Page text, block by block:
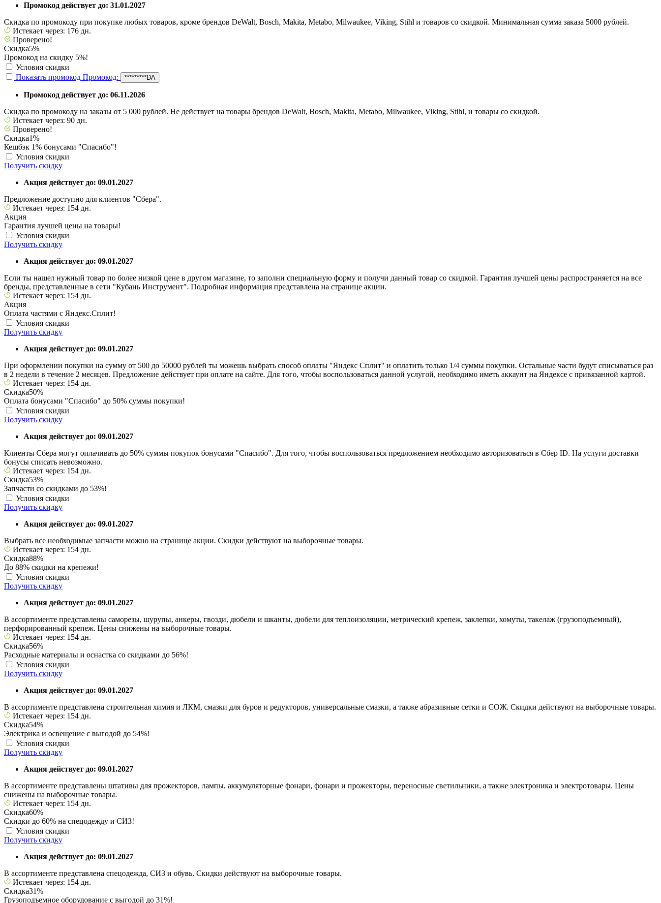
Промокод действует до: 31.01.2027
Скидка по промокоду при покупке любых товаров, кроме брендов DeWalt, Bosch, Makita, Metabo, Milwaukee, Viking, Stihl и товаров со скидкой. Минимальная сумма заказа 5000 рублей.
Истекает через: 176 дн.
Проверено!
Скидка5%
Промокод на скидку 5%!
Условия скидки
Показать промокод Промокод: *********DA
Промокод действует до: 06.11.2026
Скидка по промокоду на заказы от 5 000 рублей. Не действует на товары брендов DeWalt, Bosch, Makita, Metabo, Milwaukee, Viking, Stihl, и товары со скидкой.
Истекает через: 90 дн.
Проверено!
Скидка1%
Кешбэк 1% бонусами "Спасибо"!
Условия скидки
Получить скидку
Акция действует до: 09.01.2027
Предложение доступно для клиентов "Сбера".
Истекает через: 154 дн.
Акция
Гарантия лучшей цены на товары!
Условия скидки
Получить скидку
Акция действует до: 09.01.2027
Если ты нашел нужный товар по более низкой цене в другом магазине, то заполни специальную форму и получи данный товар со скидкой. Гарантия лучшей цены распространяется на все
бренды, представленные в сети "Кубань Инструмент". Подробная информация представлена на странице акции.
Истекает через: 154 дн.
Акция
Оплата частями с Яндекс.Сплит!
Условия скидки
Получить скидку
Акция действует до: 09.01.2027
При оформлении покупки на сумму от 500 до 50000 рублей ты можешь выбрать способ оплаты "Яндекс Сплит" и оплатить только 1/4 суммы покупки. Остальные части будут списываться раз
в 2 недели в течение 2 месяцев. Предложение действует при оплате на сайте. Для того, чтобы воспользоваться данной услугой, необходимо иметь аккаунт на Яндексе с привязанной картой.
Истекает через: 154 дн.
Скидка50%
Оплата бонусами "Спасибо" до 50% суммы покупки!
Условия скидки
Получить скидку
Акция действует до: 09.01.2027
Клиенты Сбера могут оплачивать до 50% суммы покупок бонусами "Спасибо". Для того, чтобы воспользоваться предложением необходимо авторизоваться в Сбер ID. На услуги доставки
бонусы списать невозможно.
Истекает через: 154 дн.
Скидка53%
Запчасти со скидками до 53%!
Условия скидки
Получить скидку
Акция действует до: 09.01.2027
Выбрать все необходимые запчасти можно на странице акции. Скидки действуют на выборочные товары.
Истекает через: 154 дн.
Скидка88%
До 88% скидки на крепежи!
Условия скидки
Получить скидку
Акция действует до: 09.01.2027
В ассортименте представлены саморезы, шурупы, анкеры, гвозди, дюбели и шканты, дюбели для теплоизоляции, метрический крепеж, заклепки, хомуты, такелаж (грузоподъемный),
перфорированный крепеж. Цены снижены на выборочные товары.
Истекает через: 154 дн.
Скидка56%
Расходные материалы и оснастка со скидками до 56%!
Условия скидки
Получить скидку
Акция действует до: 09.01.2027
В ассортименте представлена строительная химия и ЛКМ, смазки для буров и редукторов, универсальные смазки, а также абразивные сетки и СОЖ. Скидки действуют на выборочные товары.
Истекает через: 154 дн.
Скидка54%
Электрика и освещение с выгодой до 54%!
Условия скидки
Получить скидку
Акция действует до: 09.01.2027
В ассортименте представлены штативы для прожекторов, лампы, аккумуляторные фонари, фонари и прожекторы, переносные светильники, а также электроника и электротовары. Цены
снижены на выборочные товары.
Истекает через: 154 дн.
Скидка60%
Скидки до 60% на спецодежду и СИЗ!
Условия скидки
Получить скидку
Акция действует до: 09.01.2027
В ассортименте представлена спецодежда, СИЗ и обувь. Скидки действуют на выборочные товары.
Истекает через: 154 дн.
Скидка31%
Грузоподъемное оборудование с выгодой до 31%!